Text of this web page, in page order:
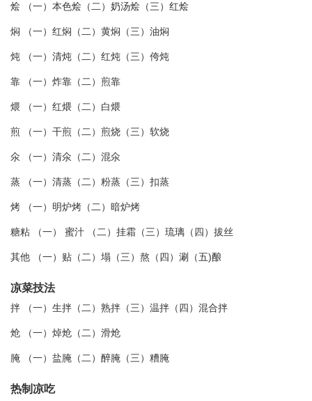
烩 （一）本色烩（二）奶汤烩（三）红烩
焖 （一）红焖（二）黄焖（三）油焖
炖 （一）清炖（二）红炖（三）侉炖
靠 （一）炸靠（二）煎靠
煨 （一）红煨（二）白煨
煎 （一）干煎（二）煎烧（三）软烧
氽 （一）清氽（二）混氽
蒸 （一）清蒸（二）粉蒸（三）扣蒸
烤 （一）明炉烤（二）暗炉烤
糖粘 （一） 蜜汁 （二）挂霜（三）琉璃（四）拔丝
其他 （一）贴（二）塌（三）熬（四）涮（五)酿
凉菜技法
拌 （一）生拌（二）熟拌（三）温拌（四）混合拌
炝 （一）焯炝（二）滑炝
腌 （一）盐腌（二）醉腌（三）糟腌
热制凉吃